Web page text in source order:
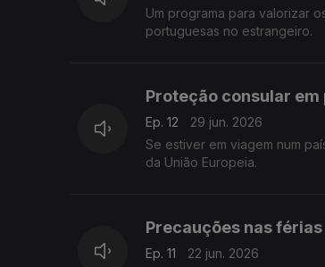
Um programa para valorizar
portuguesas no estrangeiro.
Proteção consular
Ep. 12
29 jun. 2026
Se estiver em viagem num
da União Europeia.
Precauções nas férias
Ep. 11
22 jun. 2026